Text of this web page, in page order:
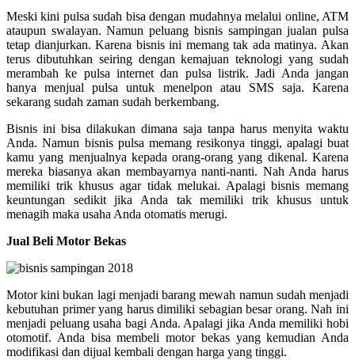
Meski kini pulsa sudah bisa dengan mudahnya melalui online, ATM
ataupun swalayan. Namun peluang bisnis sampingan jualan pulsa
tetap dianjurkan. Karena bisnis ini memang tak ada matinya. Akan
terus dibutuhkan seiring dengan kemajuan teknologi yang sudah
merambah ke pulsa internet dan pulsa listrik. Jadi Anda jangan
hanya menjual pulsa untuk menelpon atau SMS saja. Karena
sekarang sudah zaman sudah berkembang.
Bisnis ini bisa dilakukan dimana saja tanpa harus menyita waktu
Anda. Namun bisnis pulsa memang resikonya tinggi, apalagi buat
kamu yang menjualnya kepada orang-orang yang dikenal. Karena
mereka biasanya akan membayarnya nanti-nanti. Nah Anda harus
memiliki trik khusus agar tidak melukai. Apalagi bisnis memang
keuntungan sedikit jika Anda tak memiliki trik khusus untuk
menagih maka usaha Anda otomatis merugi.
Jual Beli Motor Bekas
Motor kini bukan lagi menjadi barang mewah namun sudah menjadi
kebutuhan primer yang harus dimiliki sebagian besar orang. Nah ini
menjadi peluang usaha bagi Anda. Apalagi jika Anda memiliki hobi
otomotif. Anda bisa membeli motor bekas yang kemudian Anda
modifikasi dan dijual kembali dengan harga yang tinggi.